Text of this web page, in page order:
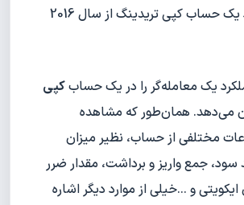
نمودار عملکرد یک حساب کپی تریدینگ از سال 2016
یک معامله‌گر را در یک حسابکپی
می‌دهد. همان‌طور که مشاهده
مختلفی از حساب، نظیر میزان
سود، جمع واریز و برداشت، مقدار ضرر
و ...خیلی از موارد دیگر اشاره